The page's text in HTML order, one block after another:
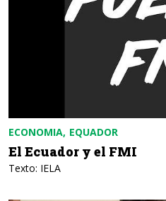
ECONOMIA EQUADOR
El Ecuador y el FMI
Texto: IELA